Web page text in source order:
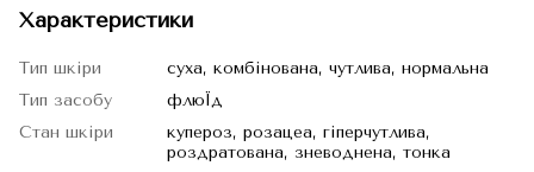
Характеристики
Тип шкіри
суха, комбінована, чутлива, нормальна
Тип засобу
флюЇд
Стан шкіри
купероз, розацеа, гіперчутлива,
роздратована, зневоднена, тонка